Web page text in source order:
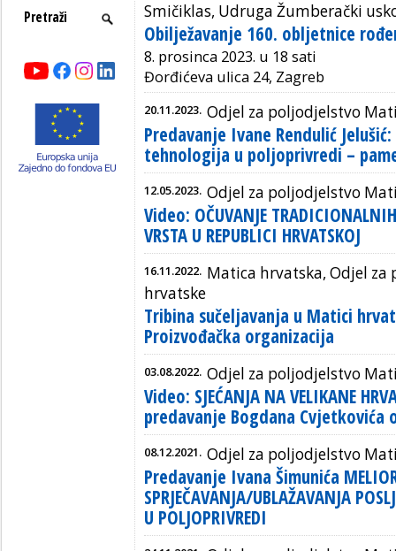
Smičiklas, Udruga Žumberački
Obilježavanje 160. obljetnice
8. prosinca 2023. u 18 sati
Đorđićeva ulica 24, Zagreb
20.11.2023. Odjel za poljodjelstvo
Predavanje Ivane Rendulić
tehnologija u poljoprivredi –
12.05.2023. Odjel za poljodjelstvo
Video: OČUVANJE
VRSTA U REPUBLICI HRVATSKOJ
16.11.2022. Matica hrvatska, Odjel
hrvatske
Tribina sučeljavanja u Matici
Proizvođačka organizacija
03.08.2022. Odjel za poljodjelstvo
Video: SJEĆANJA NA VELIKANE
predavanje Bogdana Cvjetkovića o
08.12.2021. Odjel za poljodjelstvo
Predavanje Ivana Šimunića
SPRJEČAVANJA/UBLAŽAVANJA
U POLJOPRIVREDI